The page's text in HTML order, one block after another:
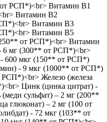
РСП*)<br> Витамин B1
Витамин B2
Витамин B3
Витамин B5
от РСП*)<br> Витамин
6 мг (300** от РСП*)<br>
- 600 мкг (150** от РСП*)
- 9 мкг (1000** от РСП*)
Железо (железа
Цинк (цинка цитрат) -
сульфат) – 2 мг (200**
глюконат) – 2 мг (100 от
- 72 мкг (103** от